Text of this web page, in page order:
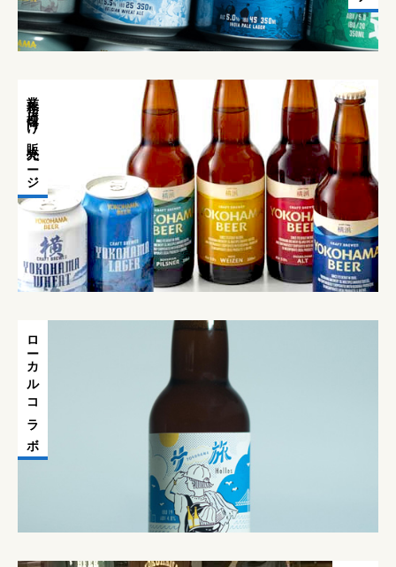
業務店様向け販売ページ
ローカルコラボ